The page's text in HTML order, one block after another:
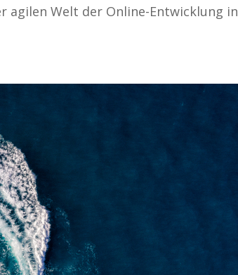
agilen Welt der Online-Entwicklung in